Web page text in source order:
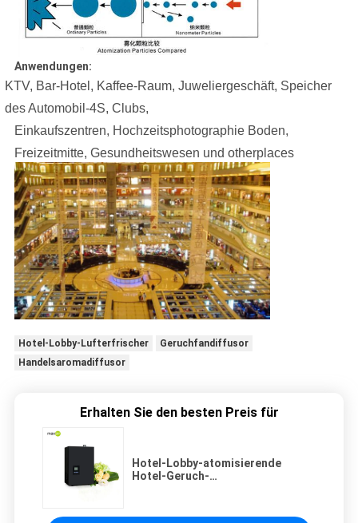
Anwendungen:
KTV, Bar-Hotel, Kaffee-Raum, Juweliergeschäft, Speicher
des Automobil-4S, Clubs,
Einkaufszentren, Hochzeitsphotographie Boden,
Freizeitmitte, Gesundheitswesen und otherplaces
Hotel-Lobby-Lufterfrischer
Geruchfandiffusor
Handelsaromadiffusor
Erhalten Sie den besten Preis für
Hotel-Lobby-atomisierende
Hotel-Geruch-